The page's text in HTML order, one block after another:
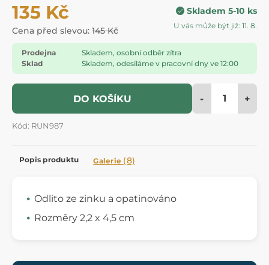
135 Kč
Cena před slevou: 145 Kč
Skladem 5-10 ks
U vás může být již: 11. 8.
Prodejna
Skladem, osobní odběr zítra
Sklad
Skladem, odesíláme v pracovní dny ve 12:00
DO KOŠÍKU - +
Kód: RUN987
Popis produktu Galerie (8)
Odlito ze zinku a opatinováno
Rozměry 2,2 x 4,5 cm